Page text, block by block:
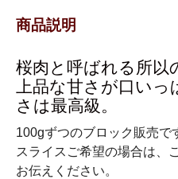
商品説明
桜肉と呼ばれる所以
上品な甘さが口い
さは最高級。
100gずつのブロック販売で
スライスご希望の場合は、
お伝えください。